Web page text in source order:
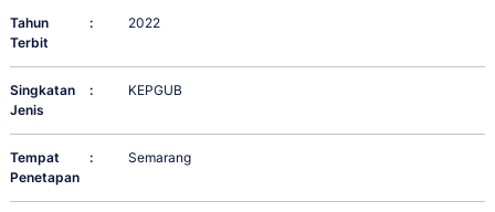
Tahun
Terbit
: 2022
Singkatan
Jenis
: KEPGUB
Tempat
Penetapan
: Semarang